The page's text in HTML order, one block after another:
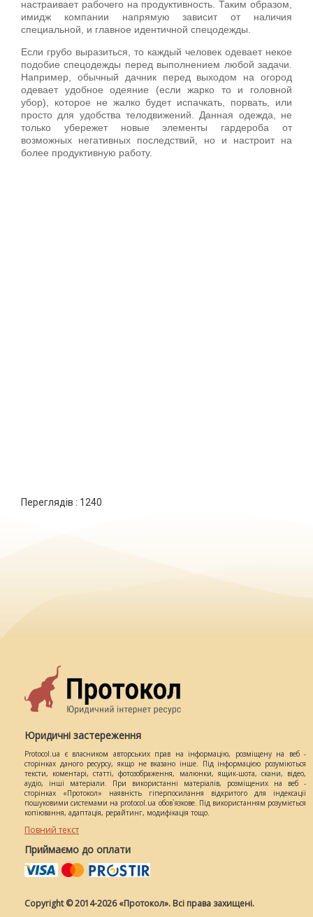
настраивает рабочего на продуктивность. Таким образом,
имидж компании напрямую зависит от наличия
специальной, и главное идентичной спецодежды.
Если грубо выразиться, то каждый человек одевает некое
подобие спецодежды перед выполнением любой задачи.
Например, обычный дачник перед выходом на огород
одевает удобное одеяние (если жарко то и головной
убор), которое не жалко будет испачкать, порвать, или
просто для удобства телодвижений. Данная одежда, не
только убережет новые элементы гардероба от
возможных негативных последствий, но и настроит на
более продуктивную работу.
Переглядів : 1240
Юридичні застереження
Protocol.ua є власником авторських прав на інформацію, розміщену на веб -
сторінках даного ресурсу, якщо не вказано інше. Під інформацією розуміються
тексти, коментарі, статті, фотозображення, малюнки, ящик-шота, скани, відео,
аудіо, інші матеріали. При використанні матеріалів, розміщених на веб -
сторінках «Протокол» наявність гіперпосилання відкритого для індексації
пошуковими системами на protocol.ua обов`язкове. Під використанням розуміється
копіювання, адаптація, рерайтинг, модифікація тощо.
Повний текст
Приймаємо до оплати
Copyright © 2014-2026 «Протокол». Всі права захищені.